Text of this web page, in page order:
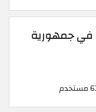
في جمهورية